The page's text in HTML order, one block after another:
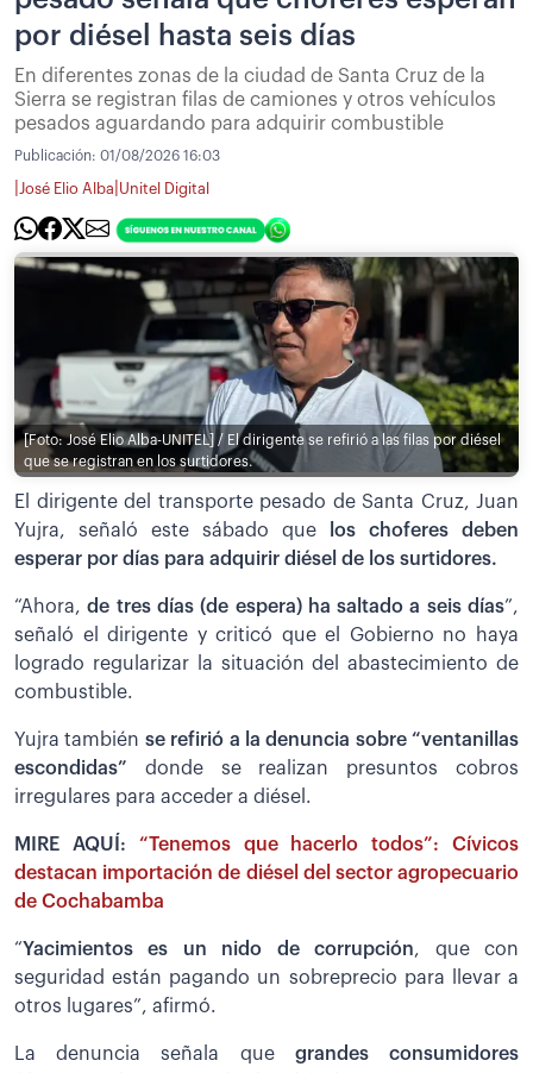
por diésel hasta seis días
En diferentes zonas de la ciudad de Santa Cruz de la
Sierra se registran filas de camiones y otros vehículos
pesados aguardando para adquirir combustible
Publicación: 01/08/2026 16:03
José Elio Alba Unitel Digital
[Foto: José Elio Alba-UNITEL] / El dirigente se refirió a las filas por diésel
que se registran en los surtidores.
El dirigente del transporte pesado de Santa Cruz, Juan
Yujra, señaló este sábado que
los choferes deben
esperar por días para adquirir diésel de los surtidores.
“Ahora,de tres días (de espera) ha saltado a seis días”,
señaló el dirigente y criticó que el Gobierno no haya
logrado regularizar la situación del abastecimiento de
combustible.
Yujra también se refirió a la denuncia sobre “ventanillas
escondidas” donde se realizan presuntos cobros
irregulares para acceder a diésel.
MIRE AQUÍ: “Tenemos que hacerlo todos”: Cívicos
destacan importación de diésel del sector agropecuario
de Cochabamba
“Yacimientos es un nido de corrupción, que con
seguridad están pagando un sobreprecio para llevar a
otros lugares”, afirmó.
La denuncia señala quegrandes consumidores